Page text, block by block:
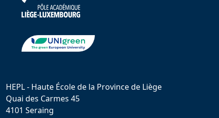
HEPL - Haute École de la Province de Liège
Quai des Carmes 45
4101 Seraing